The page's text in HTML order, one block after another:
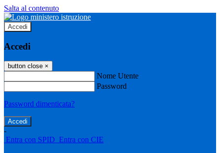
Salta al contenuto
Accedi
Accedi
button close ×
Nome Utente
Password
Password dimenticata?
-
Entra con SPID Entra con CIE